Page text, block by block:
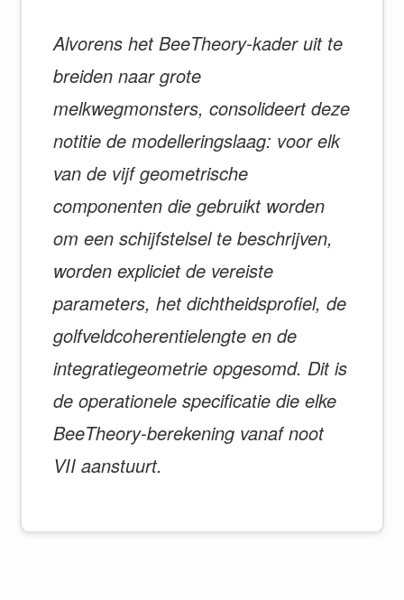
Alvorens het BeeTheory-kader uit te
breiden naar grote
melkwegmonsters, consolideert deze
notitie de modelleringslaag: voor elk
van de vijf geometrische
componenten die gebruikt worden
om een schijfstelsel te beschrijven,
worden expliciet de vereiste
parameters, het dichtheidsprofiel, de
golfveldcoherentielengte en de
integratiegeometrie opgesomd. Dit is
de operationele specificatie die elke
BeeTheory-berekening vanaf noot
VII aanstuurt.